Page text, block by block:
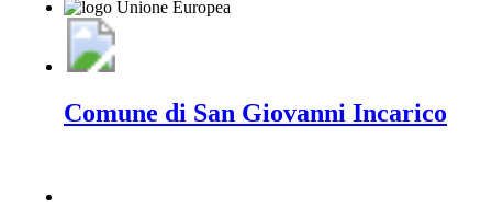
Comune di San Giovanni Incarico